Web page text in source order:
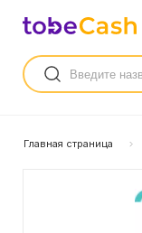
Главная страница